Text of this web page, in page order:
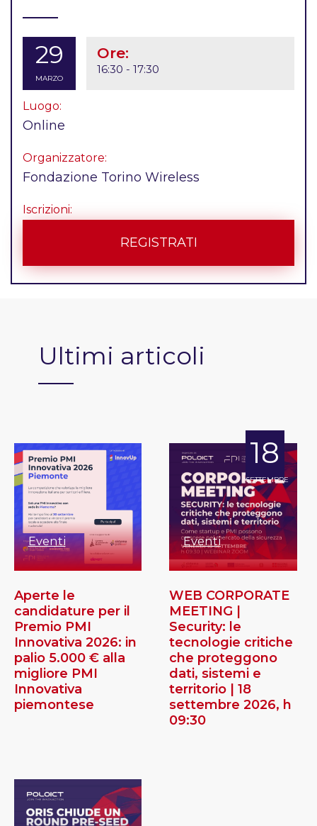
29
MARZO
Ore:
16:30 - 17:30
Luogo:
Online
Organizzatore:
Fondazione Torino Wireless
Iscrizioni:
REGISTRATI
Ultimi articoli
Eventi
Aperte le
candidature per il
Premio PMI
Innovativa 2026: in
palio 5.000 € alla
migliore PMI
Innovativa
piemontese
18
SETTEMBRE
Eventi
WEB CORPORATE
MEETING |
Security: le
tecnologie critiche
che proteggono
dati, sistemi e
territorio | 18
settembre 2026, h
09:30